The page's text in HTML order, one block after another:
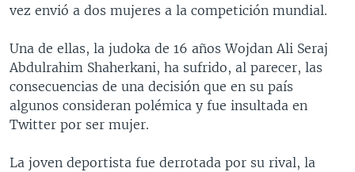
ENTRETENIMIENTO
vez envió a dos mujeres a la competición mundial.
Una de ellas, la judoka de 16 años Wojdan Ali Seraj
Abdulrahim Shaherkani, ha sufrido, al parecer, las
consecuencias de una decisión que en su país
algunos consideran polémica y fue insultada en
Twitter por ser mujer.
La joven deportista fue derrotada por su rival, la